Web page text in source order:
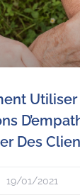
Utiliser
Des
19/01/2021